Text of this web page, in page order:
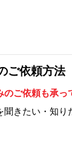
ご依頼方法
ご依頼も承っ
聞きたい・知り